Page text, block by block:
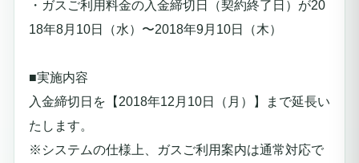
・ガスご利用料金の入金締切日（契約終了日）が20
18年8月10日（水）〜2018年9月10日（木）
■実施内容
入金締切日を【2018年12月10日（月）】まで延長い
たします。
※システムの仕様上、ガスご利用案内は通常対応で